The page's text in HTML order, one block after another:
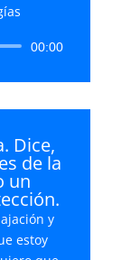
00:00
Dice,
de la
un
y
estoy